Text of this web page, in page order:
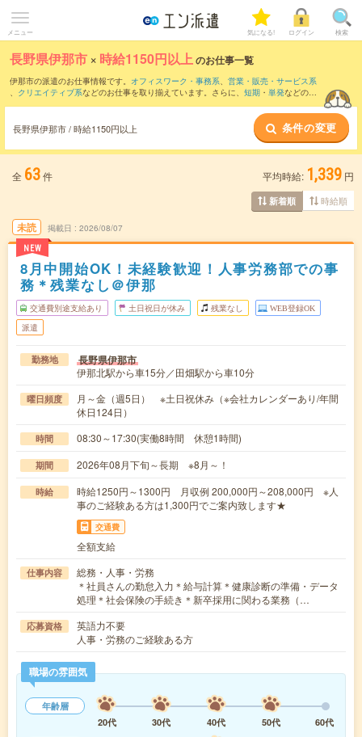
メニュー 気になる! ログイン 検索
長野県伊那市 × 時給1150円以上のお仕事一覧
伊那市の派遣のお仕事情報です。 オフィスワーク・事務系、 営業・販売・サービス系
、 クリエイティブ系などのお仕事を取り揃えています。さらに、 短期 ・ 単発などの期
長野県伊那市 / 時給1150円以上 条件の変更
全 63件 平均時給: 1,339 円
新着順 時給順
未読
NEW
掲載日 2026/08/07
8月中開始OK！未経験歓迎！人事労務部での事
務＊残業なし＠伊那
交通費別途支給あり 土日祝日が休み 残業なし WEB登録OK
派遣
勤務地 長野県伊那市
伊那北駅から車15分／田畑駅から車10分
曜日頻度
月～金（週5日） ※土日祝休み（※会社カレンダーあり/年間
休日124日）
時間 08:30～17:30(実働8時間 休憩1時間)
期間 2026年08月下旬～長期 ※8月～！
時給
時給1250円～1300円 月収例 200,000円～208,000円 ※人
事のご経験ある方は1,300円でご案内致します★
交通費
全額支給
仕事内容
総務・人事・労務
＊社員さんの勤怠入力＊給与計算＊健康診断の準備・データ
処理＊社会保険の手続き＊新卒採用に関わる業務（…
応募資格
英語力不要
人事・労務のご経験ある方
職場の雰囲気
年齢層
20代
30代 40代 50代
60代